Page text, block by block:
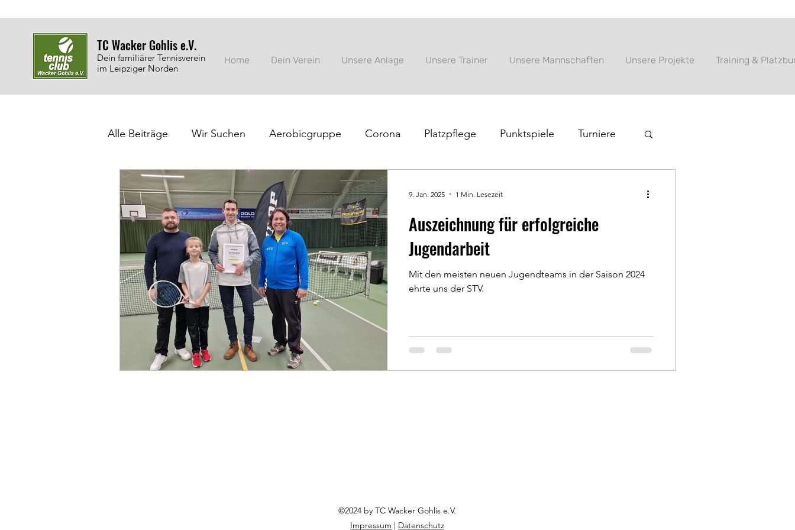
TC Wacker Gohlis e.V.
Dein familiärer Tennisverein
im Leipziger Norden
Home Dein Verein Unsere Anlage Unsere Trainer Unsere Mannschaften Unsere Projekte Training &
Alle Beiträge Wir Suchen Aerobicgruppe Corona Platzpflege Punktspiele Turniere
Jugendarbeit Auszeichnung Tenniscamp
Auszeichnung für erfolgreiche
Jugendarbeit
Mit den meisten neuen Jugendteams in der Saison 2024
ehrte uns der STV.
9. Jan. 2025 1 Min. Lesezeit
©2024 by TC Wacker Gohlis e.V.
Impressum | Datenschutz